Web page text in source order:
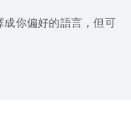
你偏好的語言，但可